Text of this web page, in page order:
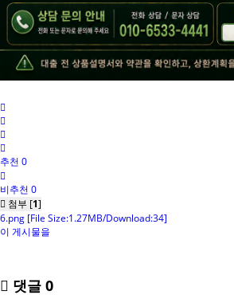
추천 0
비추천 0
첨부 [1]
6.png [File Size:1.27MB/Download:34]
이 게시물을
댓글 0